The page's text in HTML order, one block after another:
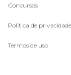
Concursos
Política de privacidade
Termos de uso